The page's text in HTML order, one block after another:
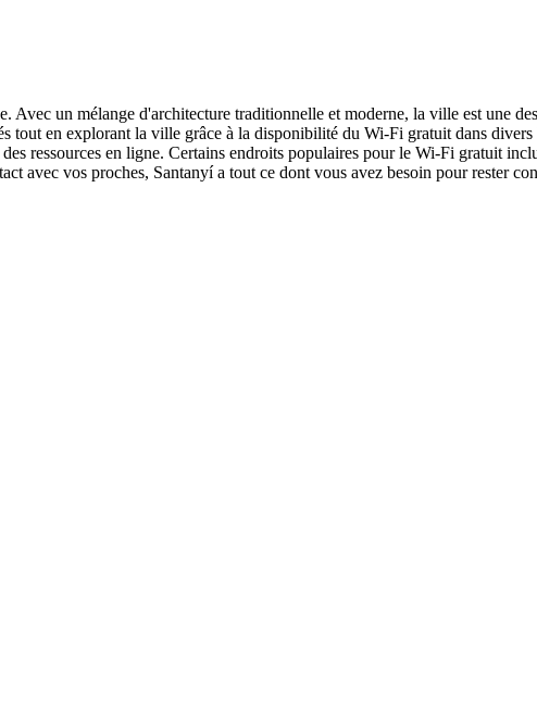
Avec un mélange d'architecture traditionnelle et moderne, la ville est une
tout en explorant la ville grâce à la disponibilité du Wi-Fi gratuit dans
ressources en ligne. Certains endroits populaires pour le Wi-Fi gratuit
avec vos proches, Santanyí a tout ce dont vous avez besoin pour rester